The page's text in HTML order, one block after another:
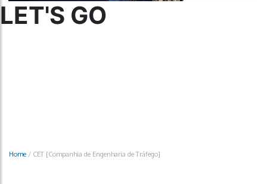
LET'S GO
Home / CET [Companhia de Engenharia de Tráfego]